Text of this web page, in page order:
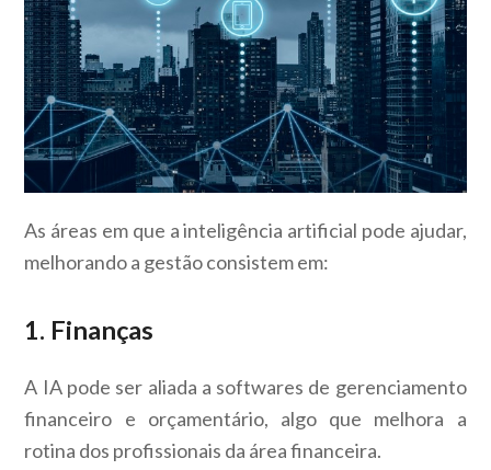
As áreas em que a inteligência artificial pode ajudar,
melhorando a gestão consistem em:
1. Finanças
A IA pode ser aliada a softwares de gerenciamento
financeiro e orçamentário, algo que melhora a
rotina dos profissionais da área financeira.